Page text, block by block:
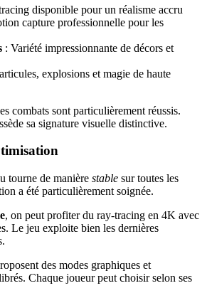
disponible pour un réalisme accru
capture professionnelle pour les
: Variété impressionnante de décors et
explosions et magie de haute
combats sont particulièrement réussis.
sa signature visuelle distinctive.
tourne de manière stable sur toutes les
a été particulièrement soignée.
, on peut profiter du ray-tracing en 4K avec
Le jeu exploite bien les dernières
des modes graphiques et
Chaque joueur peut choisir selon ses